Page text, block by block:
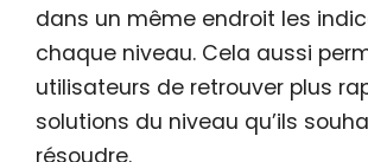
dans un même endroit les
chaque niveau. Cela aussi
utilisateurs de retrouver plus
solutions du niveau qu’ils
résoudre.